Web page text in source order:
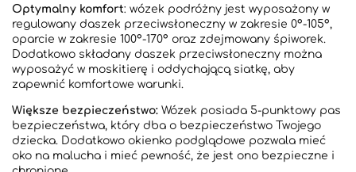
Optymalny komfort: wózek podróżny jest wyposażony w
regulowany daszek przeciwsłoneczny w zakresie 0°-105°,
oparcie w zakresie 100°-170° oraz zdejmowany śpiworek.
Dodatkowo składany daszek przeciwsłoneczny można
wyposażyć w moskitierę i oddychającą siatkę, aby
zapewnić komfortowe warunki.
Większe bezpieczeństwo: Wózek posiada 5-punktowy pas
bezpieczeństwa, który dba o bezpieczeństwo Twojego
dziecka. Dodatkowo okienko podglądowe pozwala mieć
oko na malucha i mieć pewność, że jest ono bezpieczne i